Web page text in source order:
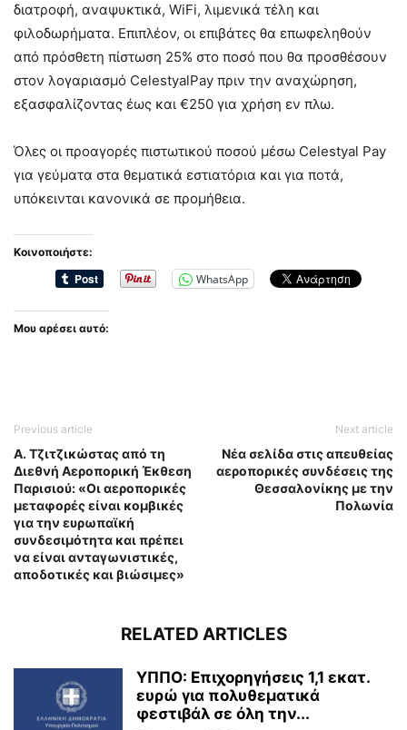
διατροφή, αναψυκτικά, WiFi, λιμενικά τέλη και
φιλοδωρήματα. Επιπλέον, οι επιβάτες θα επωφεληθούν
από πρόσθετη πίστωση 25% στο ποσό που θα προσθέσουν
στον λογαριασμό CelestyalPay πριν την αναχώρηση,
εξασφαλίζοντας έως και €250 για χρήση εν πλω.
Όλες οι προαγορές πιστωτικού ποσού μέσω Celestyal Pay
για γεύματα στα θεματικά εστιατόρια και για ποτά,
υπόκεινται κανονικά σε προμήθεια.
Κοινοποιήστε:
WhatsApp
Μου αρέσει αυτό:
Previous article
Α. Τζιτζικώστας από τη
Διεθνή Αεροπορική Έκθεση
Παρισιού: «Οι αεροπορικές
μεταφορές είναι κομβικές
για την ευρωπαϊκή
συνδεσιμότητα και πρέπει
να είναι ανταγωνιστικές,
αποδοτικές και βιώσιμες»
Next article
Νέα σελίδα στις απευθείας
αεροπορικές συνδέσεις της
Θεσσαλονίκης με την
Πολωνία
RELATED ARTICLES
ΥΠΠΟ: Επιχορηγήσεις 1,1 εκατ.
ευρώ για πολυθεματικά
φεστιβάλ σε όλη την...